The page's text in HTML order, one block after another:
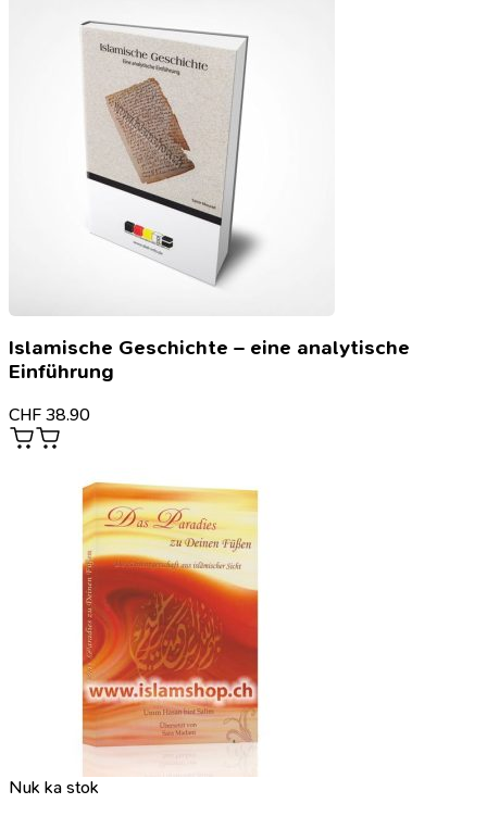
Islamische Geschichte – eine analytische
Einführung
CHF 38.90
Nuk ka stok